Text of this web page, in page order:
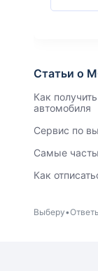
Статьи о
Как
автомобиля
Сервис по
Самые
Как
Выберу